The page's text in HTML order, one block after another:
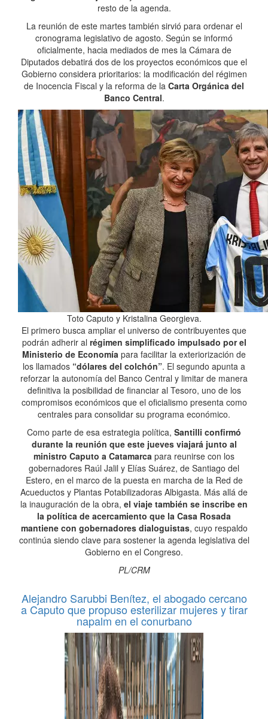
resto de la agenda.
La reunión de este martes también sirvió para ordenar el
cronograma legislativo de agosto. Según se informó
oficialmente, hacia mediados de mes la Cámara de
Diputados debatirá dos de los proyectos económicos que el
Gobierno considera prioritarios: la modificación del régimen
de Inocencia Fiscal y la reforma de la Carta Orgánica del
Banco Central.
Toto Caputo y Kristalina Georgieva.
El primero busca ampliar el universo de contribuyentes que
podrán adherir al régimen simplificado impulsado por el
Ministerio de Economía para facilitar la exteriorización de
los llamados “dólares del colchón”. El segundo apunta a
reforzar la autonomía del Banco Central y limitar de manera
definitiva la posibilidad de financiar al Tesoro, uno de los
compromisos económicos que el oficialismo presenta como
centrales para consolidar su programa económico.
Como parte de esa estrategia política, Santilli confirmó
durante la reunión que este jueves viajará junto al
ministro Caputo a Catamarca para reunirse con los
gobernadores Raúl Jalil y Elías Suárez, de Santiago del
Estero, en el marco de la puesta en marcha de la Red de
Acueductos y Plantas Potabilizadoras Albigasta. Más allá de
la inauguración de la obra, el viaje también se inscribe en
la política de acercamiento que la Casa Rosada
mantiene con gobernadores dialoguistas, cuyo respaldo
continúa siendo clave para sostener la agenda legislativa del
Gobierno en el Congreso.
PL/CRM
Alejandro Sarubbi Benítez, el abogado cercano
a Caputo que propuso esterilizar mujeres y tirar
napalm en el conurbano